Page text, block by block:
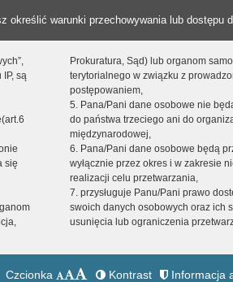
określić warunki przechowywania lub dostępu
są
się
Prokuratura, Sąd) lub organom
terytorialnego w związku z
postępowaniem,
5. Pana/Pani dane osobowe nie
do państwa trzeciego ani do
międzynarodowej,
6. Pana/Pani dane osobowe będą
wyłącznie przez okres i w zakresie
realizacji celu przetwarzania,
7. przysługuje Panu/Pani prawo
swoich danych osobowych oraz ich
usunięcia lub ograniczenia
Czcionka Kontrast Informacja